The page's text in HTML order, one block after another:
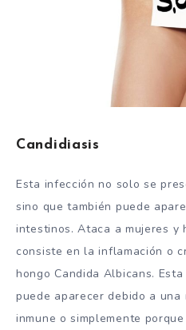
Candidiasis
Esta infección no solo se
sino que también puede
intestinos. Ataca a mujeres y
consiste en la inflamación o
hongo Candida Albicans.
puede aparecer debido a
inmune o simplemente